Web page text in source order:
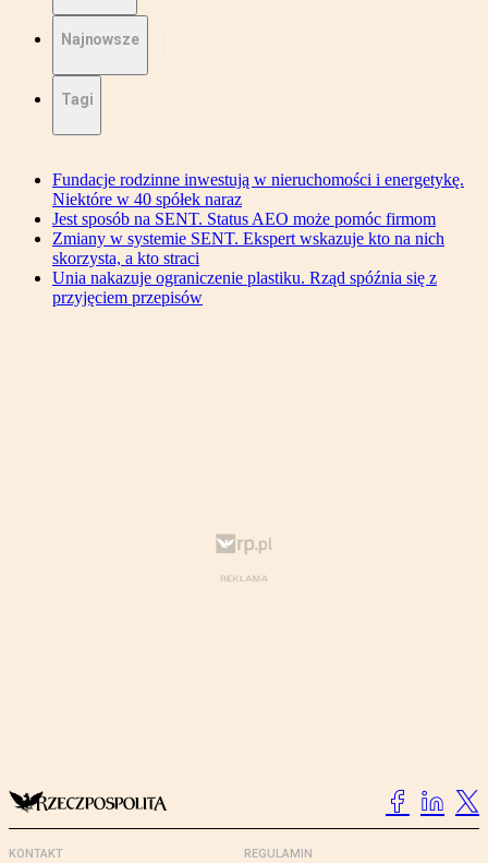
Najnowsze
Tagi
Fundacje rodzinne inwestują w nieruchomości i energetykę.
Niektóre w 40 spółek naraz
Jest sposób na SENT. Status AEO może pomóc firmom
Zmiany w systemie SENT. Ekspert wskazuje kto na nich
skorzysta, a kto straci
Unia nakazuje ograniczenie plastiku. Rząd spóźnia się z
przyjęciem przepisów
KONTAKT REGULAMIN